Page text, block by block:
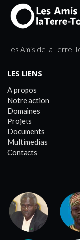
Les Amis de la Terre-
LES LIENS
A propos
Notre action
Domaines
Projets
Documents
Multimedias
Contacts